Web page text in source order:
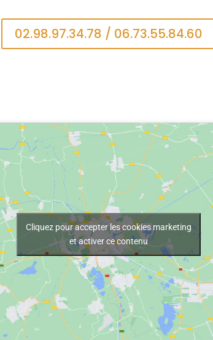
02.98.97.34.78 / 06.73.55.84.60
Cliquez pour accepter les cookies marketing
et activer ce contenu